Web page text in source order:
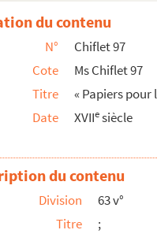
la dernière maladie de
imprimée du commissaire
de la première pierre du
Alberti Austriaci,
de Gevaert au sujet de la
d'Étienne Simonin relatant les
de l'infante au Pape et au P.
de Gevaert et quatre de
du contenu
N°
Chiflet 97
Cote
Ms Chiflet 97
Titre
« Papiers pour
Date
XVIIesiècle
du contenu
Division
63 v°
Titre
;